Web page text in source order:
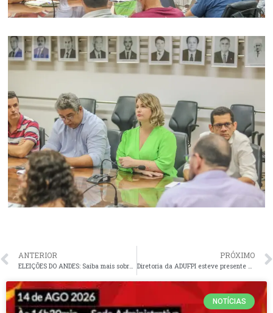
ANTERIOR
ELEIÇÕES DO ANDES: Saiba mais sobre a apuração das urnas e chapa vencedora das Eleições
PRÓXIMO
Diretoria da ADUFPI esteve presente no IV Encontro Regional Nordeste I do ANDES-SN e reforça luta em defesa da educação pública
NOTÍCIAS